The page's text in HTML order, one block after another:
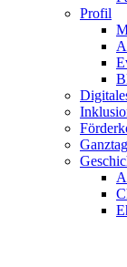
Profil